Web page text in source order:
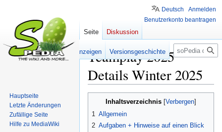
Teamplay 2025
Details Winter 2025
springen
springen
Inhaltsverzeichnis
1 Allgemein
2 Aufgaben + Hinweise auf einen Blick
Deutsch
Anmelden
Benutzerkonto beantragen
Seite Diskussion
Lesen Quelltext anzeigen Versionsgeschichte Suche
Hauptseite
Letzte Änderungen
Zufällige Seite
Hilfe zu MediaWiki